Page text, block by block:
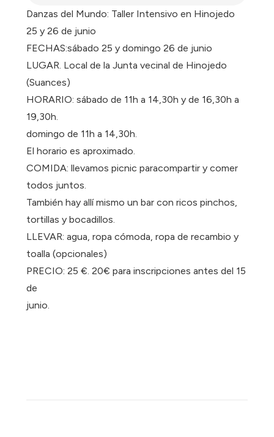
Danzas del Mundo: Taller Intensivo en Hinojedo
25 y 26 de junio
FECHAS:sábado 25 y domingo 26 de junio
LUGAR. Local de la Junta vecinal de Hinojedo
(Suances)
HORARIO: sábado de 11h a 14,30h y de 16,30h a
19,30h.
domingo de 11h a 14,30h.
El horario es aproximado.
COMIDA: llevamos picnic paracompartir y comer
todos juntos.
También hay allí mismo un bar con ricos pinchos,
tortillas y bocadillos.
LLEVAR: agua, ropa cómoda, ropa de recambio y
toalla (opcionales)
PRECIO: 25 €. 20€ para inscripciones antes del 15
de
junio.